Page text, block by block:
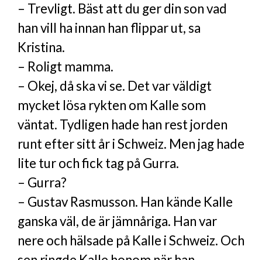
– Trevligt. Bäst att du ger din son vad
han vill ha innan han flippar ut, sa
Kristina.
– Roligt mamma.
– Okej, då ska vi se. Det var väldigt
mycket lösa rykten om Kalle som
väntat. Tydligen hade han rest jorden
runt efter sitt år i Schweiz. Men jag hade
lite tur och fick tag på Gurra.
– Gurra?
– Gustav Rasmusson. Han kände Kalle
ganska väl, de är jämnåriga. Han var
nere och hälsade på Kalle i Schweiz. Och